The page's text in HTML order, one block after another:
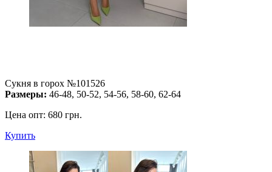
Сукня в горох №101526
Размеры: 46-48, 50-52, 54-56, 58-60, 62-64
Цена опт: 680 грн.
Купить